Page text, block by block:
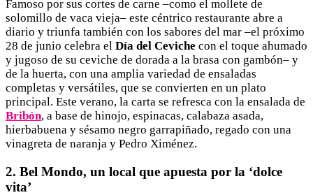
Famoso por sus cortes de carne –como el mollete de
solomillo de vaca vieja– este céntrico restaurante abre a
diario y triunfa también con los sabores del mar –el próximo
28 de junio celebra el Día del Ceviche con el toque ahumado
y jugoso de su ceviche de dorada a la brasa con gambón– y
de la huerta, con una amplia variedad de ensaladas
completas y versátiles, que se convierten en un plato
principal. Este verano, la carta se refresca con la ensalada de
Bribón, a base de hinojo, espinacas, calabaza asada,
hierbabuena y sésamo negro garrapiñado, regado con una
vinagreta de naranja y Pedro Ximénez.
2. Bel Mondo, un local que apuesta por la ‘dolce
vita’